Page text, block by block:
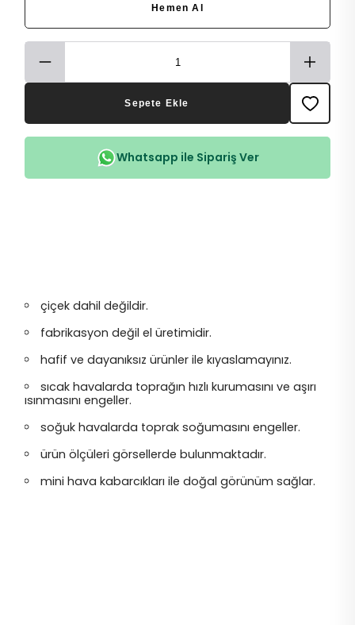
Hemen Al
Sepete Ekle
Whatsapp ile Sipariş Ver
çiçek dahil değildir.
fabrikasyon değil el üretimidir.
hafif ve dayanıksız ürünler ile kıyaslamayınız.
sıcak havalarda toprağın hızlı kurumasını ve aşırı
ısınmasını engeller.
soğuk havalarda toprak soğumasını engeller.
ürün ölçüleri görsellerde bulunmaktadır.
mini hava kabarcıkları ile doğal görünüm sağlar.